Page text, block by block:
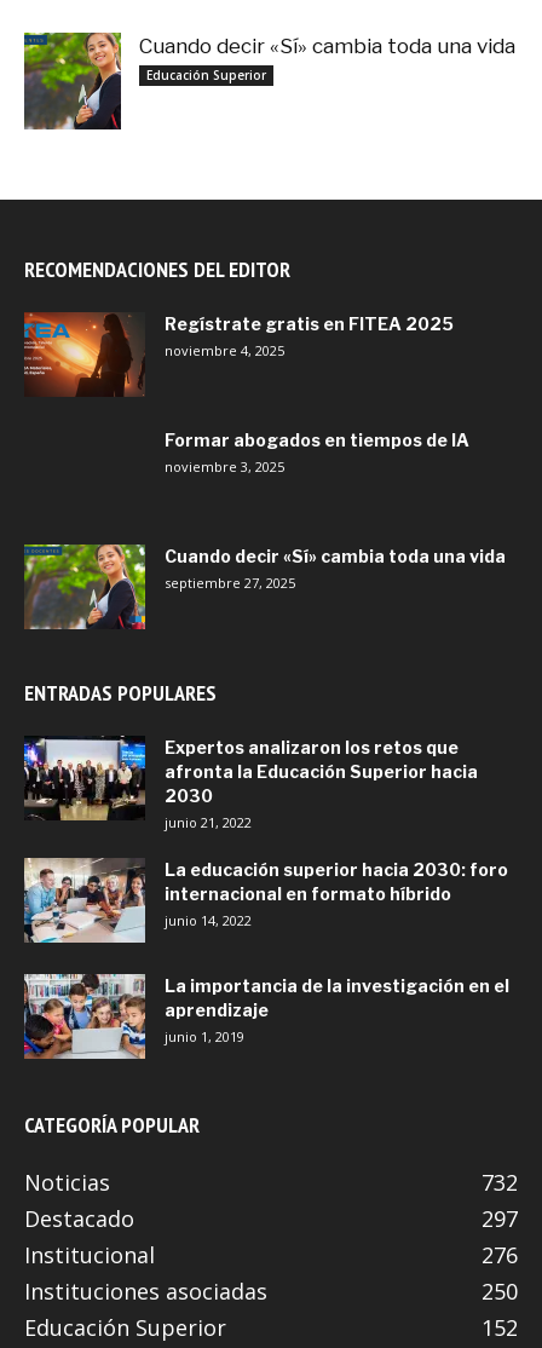
Cuando decir «Sí» cambia toda una vida
Educación Superior
RECOMENDACIONES DEL EDITOR
Regístrate gratis en FITEA 2025
noviembre 4, 2025
Formar abogados en tiempos de IA
noviembre 3, 2025
Cuando decir «Sí» cambia toda una vida
septiembre 27, 2025
ENTRADAS POPULARES
Expertos analizaron los retos que
afronta la Educación Superior hacia
2030
junio 21, 2022
La educación superior hacia 2030: foro
internacional en formato híbrido
junio 14, 2022
La importancia de la investigación en el
aprendizaje
junio 1, 2019
CATEGORÍA POPULAR
Noticias
732
Destacado
297
Institucional
276
Instituciones asociadas
250
Educación Superior
152